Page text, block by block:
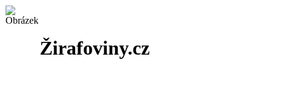
Žirafoviny.cz